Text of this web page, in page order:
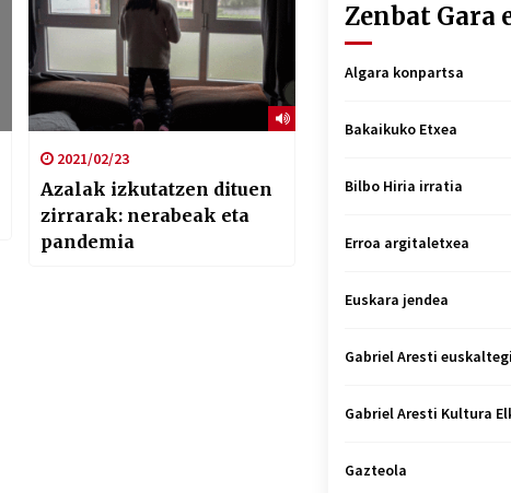
2021/02/23
Azalak izkutatzen dituen
zirrarak: nerabeak eta
pandemia
Zenbat Gara
Algara konpartsa
Bakaikuko Etxea
Bilbo Hiria irratia
Erroa argitaletxea
Euskara jendea
Gabriel Aresti
Gabriel Aresti Kultura
Gazteola